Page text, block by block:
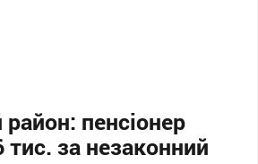
пенсіонер
тис. за незаконний